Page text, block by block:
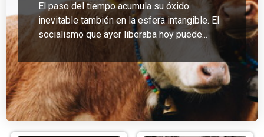
El paso del tiempo acumula su óxido
inevitable también en la esfera intangible. El
socialismo que ayer liberaba hoy puede...